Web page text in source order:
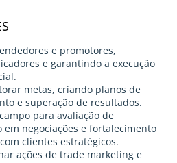
e promotores,
e garantindo a execução
metas, criando planos de
e superação de resultados.
para avaliação de
em negociações e fortalecimento
clientes estratégicos.
ações de trade marketing e